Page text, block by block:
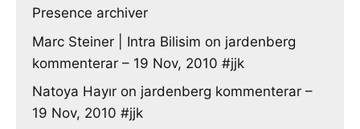
Presence archiver
Marc Steiner | Intra Bilisim on jardenberg
kommenterar – 19 Nov, 2010 #jjk
Natoya Hayır on jardenberg kommenterar –
19 Nov, 2010 #jjk